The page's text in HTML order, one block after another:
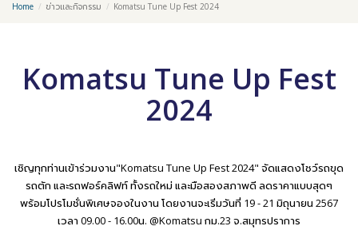
Home ข่าวและกิจกรรม Komatsu Tune Up Fest 2024
Komatsu Tune Up Fest
2024
เชิญทุกท่านเข้าร่วมงาน"Komatsu Tune Up Fest 2024" จัดแสดงโชว์รถขุด
รถตัก และรถฟอร์คลิฟท์ ทั้งรถใหม่ และมือสองสภาพดี ลดราคาแบบสุดๆ
พร้อมโปรโมชั่นพิเศษจองในงาน โดยงานจะเริ่มวันที่ 19 - 21 มิถุนายน 2567
เวลา 09.00 - 16.00น. @Komatsu กม.23 จ.สมุทรปราการ